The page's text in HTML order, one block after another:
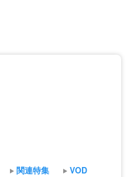
関連特集 VOD